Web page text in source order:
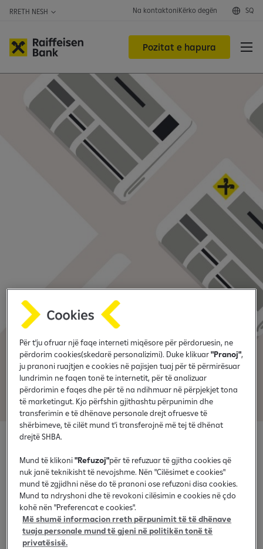
RRETH NESH Na kontaktoniKërko degën SQ
Pozitat e hapura
Raiffeisen shënon 20-
vjetorin në Kosovë me
Samitin ESG
Në kuadër të përpjekjeve për të promovuar
zhvillimin e qëndrueshëm si dhe për të shënuar 20-
Për t'ju ofruar një faqe interneti miqësore për përdoruesin, ne
përdorim cookies(skedarë personalizimi). Duke klikuar"Pranoj",
ju pranoni ruajtjen e cookies në pajisjen tuaj për të përmirësuar
lundrimin ne faqen tonë te internetit, për të analizuar
përdorimin e faqes dhe për të na ndihmuar në përpjekjet tona
të marketingut. Kjo përfshin gjithashtu përpunimin dhe
transferimin e të dhënave personale drejt ofruesve të
shërbimeve, të cilët mund t'i transferojnë më tej të dhënat
drejtë SHBA.
Mund të klikoni"Refuzoj"për të refuzuar të gjitha cookies që
nuk janë teknikisht të nevojshme. Nën "Cilësimet e cookies"
mund të zgjidhni nëse do të pranoni ose refuzoni disa cookies.
Mund ta ndryshoni dhe të revokoni cilësimin e cookies në çdo
kohë nën "Preferencat e cookies".
Më shumë informacion rreth përpunimit të të dhënave
tuaja personale mund të gjeni në politikën tonë të
privatësisë.